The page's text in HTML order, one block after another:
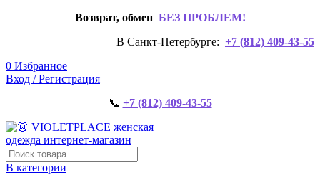
Возврат, обмен БЕЗ ПРОБЛЕМ!
В Санкт-Петербурге: +7 (812) 409-43-55
0 Избранное
Вход / Регистрация
📞 +7 (812) 409-43-55
В категории